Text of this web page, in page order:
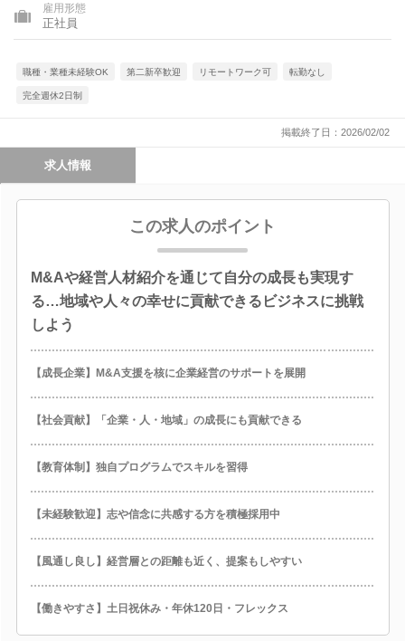
雇用形態
正社員
職種・業種未経験OK 第二新卒歓迎 リモートワーク可 転勤なし
完全週休2日制
掲載終了日：2026/02/02
求人情報
この求人のポイント
M&Aや経営人材紹介を通じて自分の成長も実現す
る…地域や人々の幸せに貢献できるビジネスに挑戦
しよう
【成長企業】M&A支援を核に企業経営のサポートを展開
【社会貢献】「企業・人・地域」の成長にも貢献できる
【教育体制】独自プログラムでスキルを習得
【未経験歓迎】志や信念に共感する方を積極採用中
【風通し良し】経営層との距離も近く、提案もしやすい
【働きやすさ】土日祝休み・年休120日・フレックス